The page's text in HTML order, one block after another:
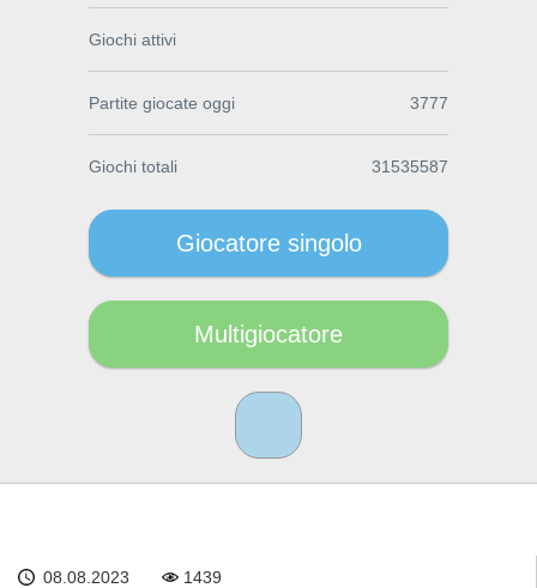
Giochi attivi
Partite giocate oggi 3777
Giochi totali 31535587
Giocatore singolo
Multigiocatore
08.08.2023 1439